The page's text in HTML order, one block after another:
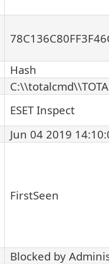
Hash
ESET Inspect
Jun 04 2019
FirstSeen
Blocked by